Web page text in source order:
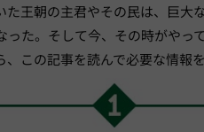
王朝の主君やその民は、巨大
た。そして今、その時がやっ
この記事を読んで必要な情報を